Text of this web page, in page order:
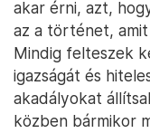
akar érni, azt,
az a történet,
Mindig felteszek
igazságát és
akadályokat
közben bármikor